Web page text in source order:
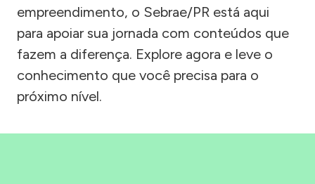
empreendimento, o Sebrae/PR está aqui
para apoiar sua jornada com conteúdos que
fazem a diferença. Explore agora e leve o
conhecimento que você precisa para o
próximo nível.